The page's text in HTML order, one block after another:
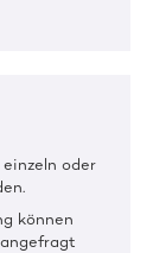
oder
können